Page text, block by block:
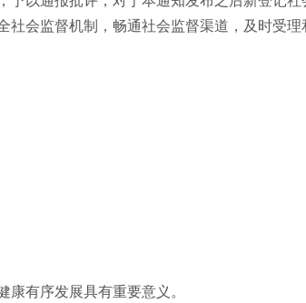
会监督机制，畅通社会监督渠道，及时受理
有序发展具有重要意义。